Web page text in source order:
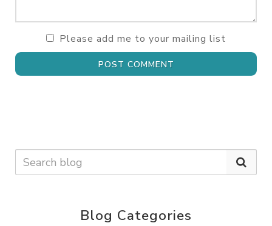
Please add me to your mailing list
POST COMMENT
Blog Categories